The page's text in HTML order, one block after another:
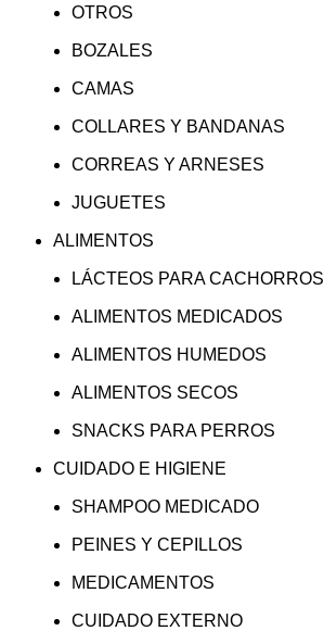
OTROS
BOZALES
CAMAS
COLLARES Y BANDANAS
CORREAS Y ARNESES
JUGUETES
ALIMENTOS
LÁCTEOS PARA CACHORROS
ALIMENTOS MEDICADOS
ALIMENTOS HUMEDOS
ALIMENTOS SECOS
SNACKS PARA PERROS
CUIDADO E HIGIENE
SHAMPOO MEDICADO
PEINES Y CEPILLOS
MEDICAMENTOS
CUIDADO EXTERNO